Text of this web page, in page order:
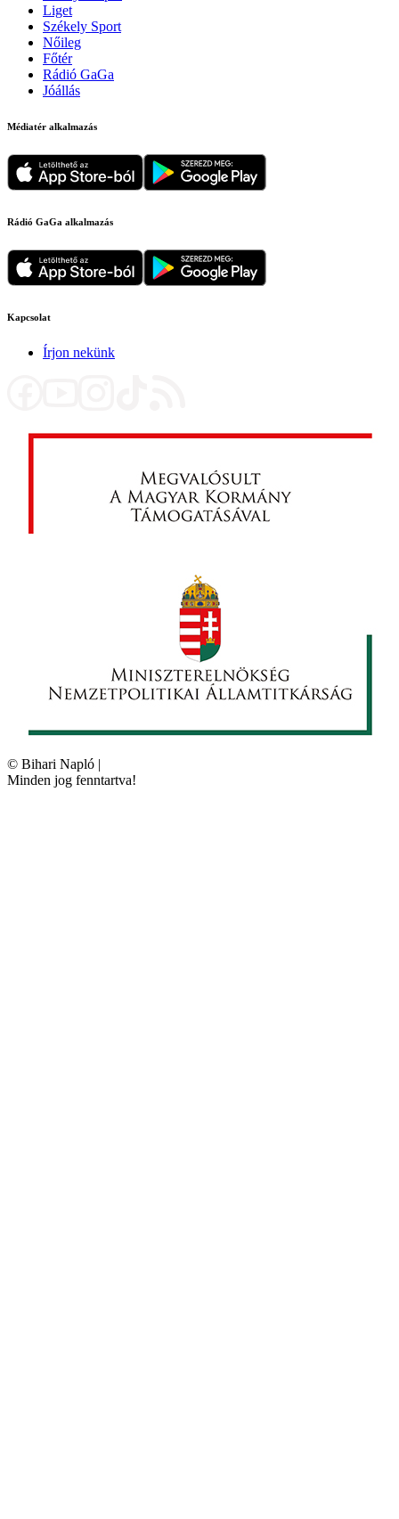
Liget
Székely Sport
Nőileg
Főtér
Rádió GaGa
Jóállás
Médiatér alkalmazás
Rádió GaGa alkalmazás
Kapcsolat
Írjon nekünk
© Bihari Napló |
Minden jog fenntartva!